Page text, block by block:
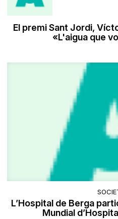
El premi Sant Jordi,
«L'aigua que
L’Hospital de Berga
Mundial